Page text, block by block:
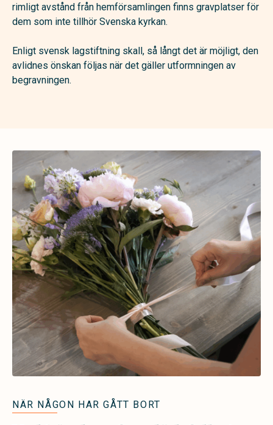
rimligt avstånd från hemförsamlingen finns gravplatser för
dem som inte tillhör Svenska kyrkan.
Enligt svensk lagstiftning skall, så långt det är möjligt, den
avlidnes önskan följas när det gäller utformningen av
begravningen.
NÄR NÅGON HAR GÅTT BORT